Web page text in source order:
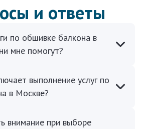
и ответы
по обшивке балкона в
мне помогут?
выполнение услуг по
в Москве?
внимание при выборе